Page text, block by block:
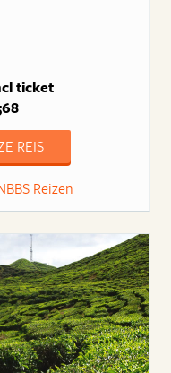
ticket
REIS
Reizen